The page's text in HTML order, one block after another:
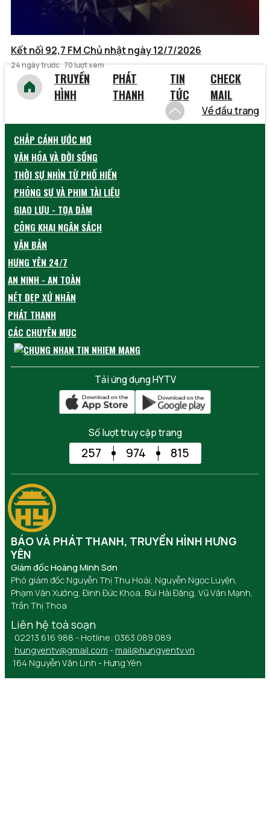
Kết nối 92,7 FM Chủ nhật ngày 12/7/2026
24 ngày trước 70 lượt xem
TRUYỀN
HÌNH
PHÁT
THANH
TIN
TỨC
CHECK
MAIL
Về đầu trang
CHẮP CÁNH ƯỚC MƠ
VĂN HÓA VÀ ĐỜI SỐNG
THỜI SỰ NHÌN TỪ PHỐ HIẾN
PHÓNG SỰ VÀ PHIM TÀI LIỆU
GIAO LƯU - TỌA ĐÀM
CÔNG KHAI NGÂN SÁCH
VĂN BẢN
HƯNG YÊN 24/7
AN NINH - AN TOÀN
NÉT ĐẸP XỨ NHÃN
PHÁT THANH
CÁC CHUYÊN MỤC
Tải ứng dụng HYTV
Số lượt truy cập trang
257 974 815
BÁO VÀ PHÁT THANH, TRUYỀN HÌNH HƯNG
YÊN
Giám đốc Hoàng Minh Sơn
Phó giám đốc Nguyễn Thị Thu Hoài, Nguyễn Ngọc Luyện,
Phạm Văn Xướng, Đinh Đức Khoa, Bùi Hải Đăng, Vũ Văn Mạnh,
Trần Thị Thoa
Liên hệ toà soạn
02213 616 988 - Hotline: 0363 089 089
hungyentv@gmail.com - mail@hungyentv.vn
164 Nguyễn Văn Linh - Hưng Yên